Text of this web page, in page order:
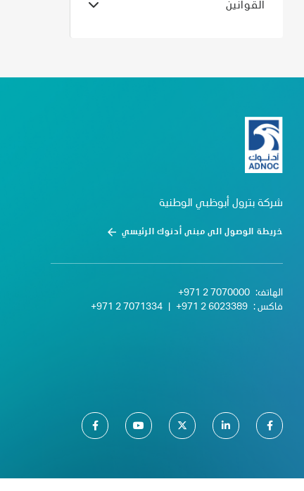
القوانين
شركة بترول أبوظبي الوطنية
خريطة الوصول الى مبنى أدنوك الرئيسي
الهاتف: +971 2 7070000
فاكس : +971 2 6023389
+971 2 7071334